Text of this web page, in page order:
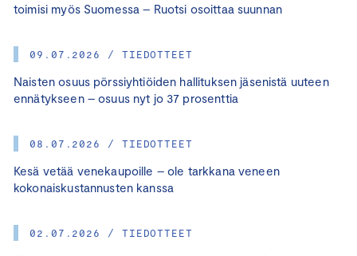
toimisi myös Suomessa – Ruotsi osoittaa suunnan
09.07.2026 / TIEDOTTEET
Naisten osuus pörssiyhtiöiden hallituksen jäsenistä uuteen
ennätykseen – osuus nyt jo 37 prosenttia
08.07.2026 / TIEDOTTEET
Kesä vetää venekaupoille – ole tarkkana veneen
kokonaiskustannusten kanssa
02.07.2026 / TIEDOTTEET